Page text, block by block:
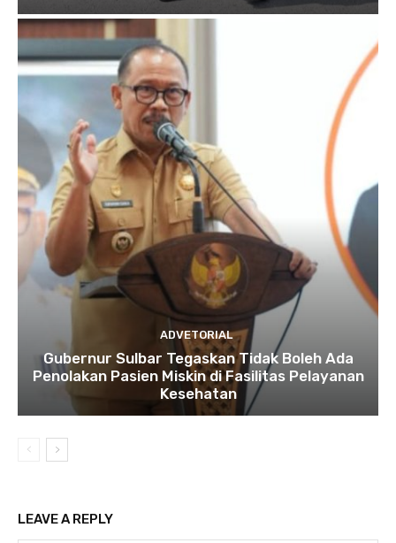
ADVETORIAL
Gubernur Sulbar Tegaskan Tidak Boleh Ada
Penolakan Pasien Miskin di Fasilitas Pelayanan
Kesehatan
LEAVE A REPLY